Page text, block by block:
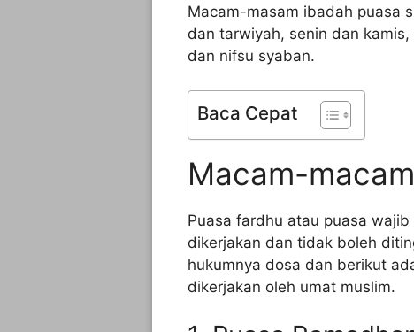
Macam-masam ibadah puasa
dan tarwiyah, senin dan
dan nifsu syaban.
Baca Cepat
Macam-
Puasa fardhu atau puasa
dikerjakan dan tidak boleh
hukumnya dosa dan berikut
dikerjakan oleh umat muslim.